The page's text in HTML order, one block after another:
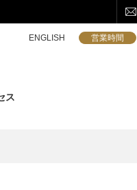
ENGLISH 営業時間
ス